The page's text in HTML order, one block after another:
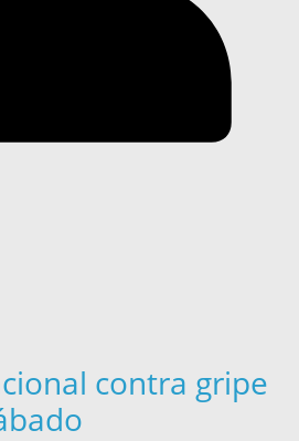
contra gripe